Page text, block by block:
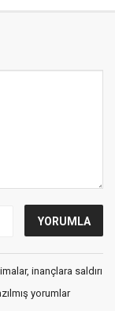
inançlara saldırı
yorumlar